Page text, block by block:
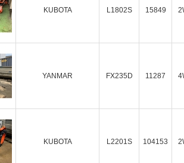
KUBOTA L1802S 15849
YANMAR FX235D 11287
KUBOTA L2201S 104153